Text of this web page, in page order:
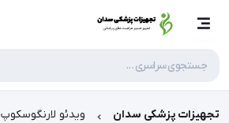
تجهیزات پزشکی سدان ویدئو لارنگوسکوپ